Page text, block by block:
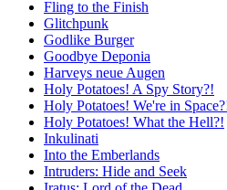
Fling to the Finish
Glitchpunk
Godlike Burger
Goodbye Deponia
Harveys neue Augen
Holy Potatoes! A Spy Story?!
Holy Potatoes! We're in
Holy Potatoes! What the Hell?!
Inkulinati
Into the Emberlands
Intruders: Hide and Seek